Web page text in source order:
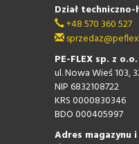
Dział
+48 570 360 527
PE-FLEX sp. z
ul. Nowa Wieś 103,
NIP 6832108722
KRS 0000830346
BDO 000405997
Adres magazynu